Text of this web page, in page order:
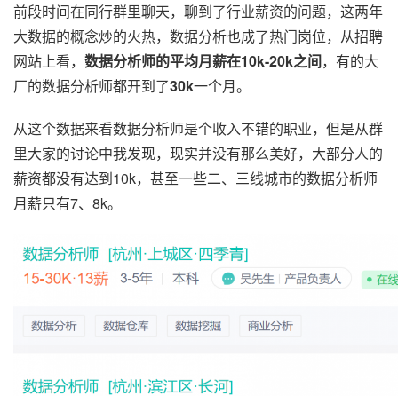
前段时间在同行群里聊天，聊到了行业薪资的问题，这两年
大数据的概念炒的火热，数据分析也成了热门岗位，从招聘
网站上看， 数据分析师的平均月薪在10k-20k之间，有的大
厂的数据分析师都开到了30k一个月。
从这个数据来看数据分析师是个收入不错的职业，但是从群
里大家的讨论中我发现，现实并没有那么美好，大部分人的
薪资都没有达到10k，甚至一些二、三线城市的数据分析师
月薪只有7、8k。